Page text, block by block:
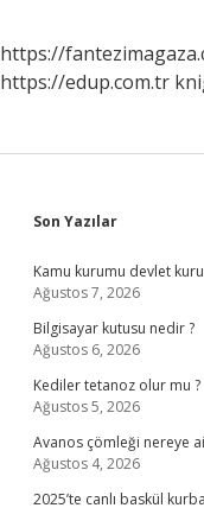
https://
https://edup.com.tr
Sidebar
Son Yazılar
Kamu kurumu devlet
Ağustos 7, 2026
Bilgisayar kutusu nedir ?
Ağustos 6, 2026
Kediler tetanoz olur mu ?
Ağustos 5, 2026
Avanos çömleği nereye
Ağustos 4, 2026
2025’te canlı baskül